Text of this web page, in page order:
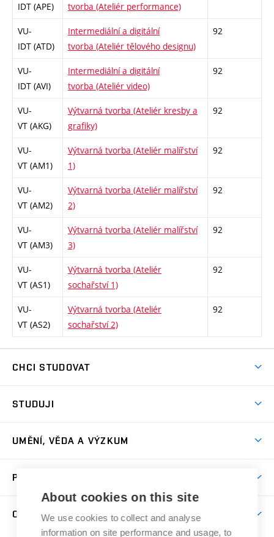
IDT (APE)
tvorba (Ateliér performance)
VU-
IDT (ATD)
Intermediální a digitální
tvorba (Ateliér tělového designu)
92
VU-
IDT (AVI)
Intermediální a digitální
tvorba (Ateliér video)
92
VU-
VT (AKG)
Výtvarná tvorba (Ateliér kresby a
grafiky)
92
VU-
VT (AM1)
Výtvarná tvorba (Ateliér malířství
1)
92
VU-
VT (AM2)
Výtvarná tvorba (Ateliér malířství
2)
92
VU-
VT (AM3)
Výtvarná tvorba (Ateliér malířství
3)
92
VU-
VT (AS1)
Výtvarná tvorba (Ateliér
sochařství 1)
92
VU-
VT (AS2)
Výtvarná tvorba (Ateliér
sochařství 2)
92
CHCI STUDOVAT
Přijímačky
Dny otevřených dveří
Přípravné kurzy
Studium bez bariér
Katedra teorií a dějin umění
STUDUJI
Časový plán studia
Studijní předpisy a formuláře
Studium a stáže v zahraničí
UMĚNÍ, VĚDA A VÝZKUM
Publikační činnost
Projekty
PRO VEŘEJNOST
Letní školy a semestrální kurzy
Nakladatelská a vydavatelská činnost
O FAKULTĚ
About cookies on this site
We use cookies to collect and analyse
information on site performance and usage, to